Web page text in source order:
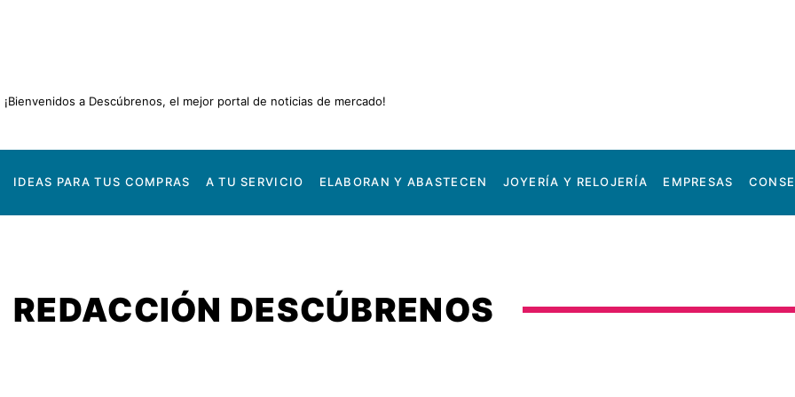
¡Bienvenidos a Descúbrenos, el mejor portal de noticias de mercado!
IDEAS PARA TUS COMPRAS A TU SERVICIO ELABORAN Y ABASTECEN JOYERÍA Y RELOJERÍA EMPRESAS
REDACCIÓN DESCÚBRENOS